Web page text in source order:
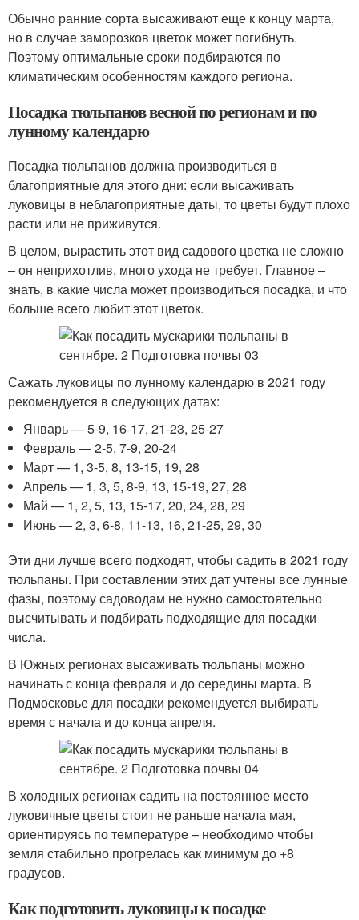
Обычно ранние сорта высаживают еще к концу марта,
но в случае заморозков цветок может погибнуть.
Поэтому оптимальные сроки подбираются по
климатическим особенностям каждого региона.
Посадка тюльпанов весной по регионам и по
лунному календарю
Посадка тюльпанов должна производиться в
благоприятные для этого дни: если высаживать
луковицы в неблагоприятные даты, то цветы будут плохо
расти или не приживутся.
В целом, вырастить этот вид садового цветка не сложно
– он неприхотлив, много ухода не требует. Главное –
знать, в какие числа может производиться посадка, и что
больше всего любит этот цветок.
Сажать луковицы по лунному календарю в 2021 году
рекомендуется в следующих датах:
Январь — 5-9, 16-17, 21-23, 25-27
Февраль — 2-5, 7-9, 20-24
Март — 1, 3-5, 8, 13-15, 19, 28
Апрель — 1, 3, 5, 8-9, 13, 15-19, 27, 28
Май — 1, 2, 5, 13, 15-17, 20, 24, 28, 29
Июнь — 2, 3, 6-8, 11-13, 16, 21-25, 29, 30
Эти дни лучше всего подходят, чтобы садить в 2021 году
тюльпаны. При составлении этих дат учтены все лунные
фазы, поэтому садоводам не нужно самостоятельно
высчитывать и подбирать подходящие для посадки
числа.
В Южных регионах высаживать тюльпаны можно
начинать с конца февраля и до середины марта. В
Подмосковье для посадки рекомендуется выбирать
время с начала и до конца апреля.
В холодных регионах садить на постоянное место
луковичные цветы стоит не раньше начала мая,
ориентируясь по температуре – необходимо чтобы
земля стабильно прогрелась как минимум до +8
градусов.
Как подготовить луковицы к посадке